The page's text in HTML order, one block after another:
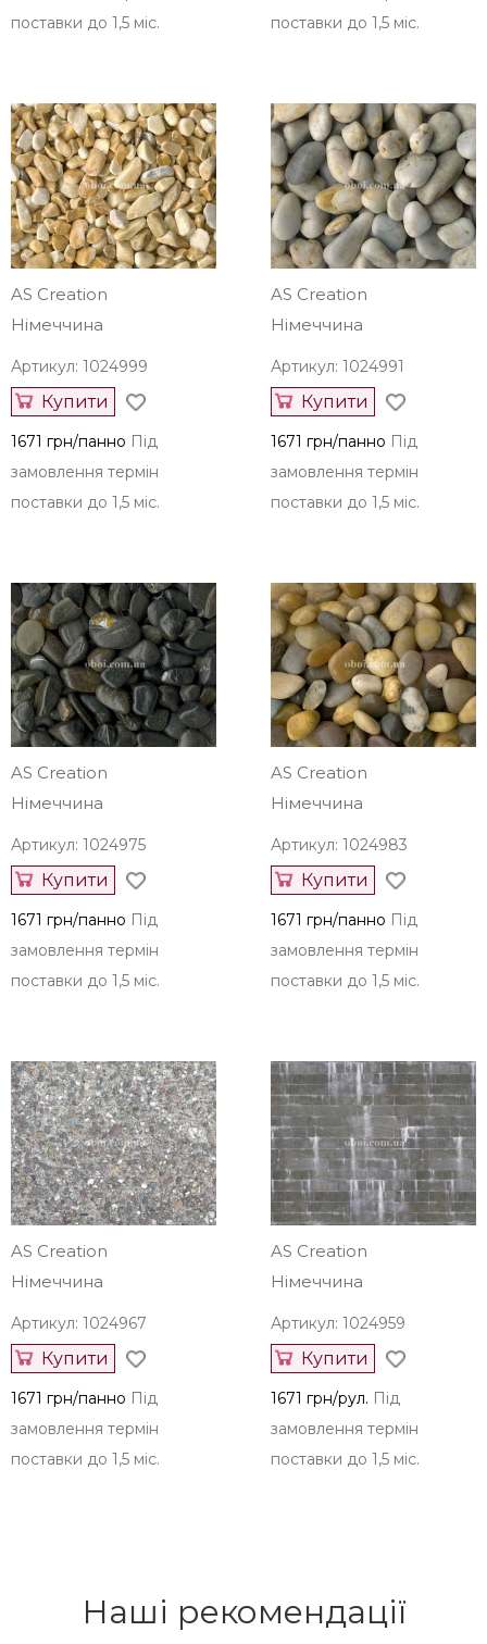
поставки до 1,5 міс.
поставки до 1,5 міс.
AS Creation
Німеччина
Артикул: 1024999
Купити
1671 грн/панно Під
замовлення термін
поставки до 1,5 міс.
AS Creation
Німеччина
Артикул: 1024991
Купити
1671 грн/панно Під
замовлення термін
поставки до 1,5 міс.
AS Creation
Німеччина
Артикул: 1024975
Купити
1671 грн/панно Під
замовлення термін
поставки до 1,5 міс.
AS Creation
Німеччина
Артикул: 1024983
Купити
1671 грн/панно Під
замовлення термін
поставки до 1,5 міс.
AS Creation
Німеччина
Артикул: 1024967
Купити
1671 грн/панно Під
замовлення термін
поставки до 1,5 міс.
AS Creation
Німеччина
Артикул: 1024959
Купити
1671 грн/рул. Під
замовлення термін
поставки до 1,5 міс.
Наші рекомендації